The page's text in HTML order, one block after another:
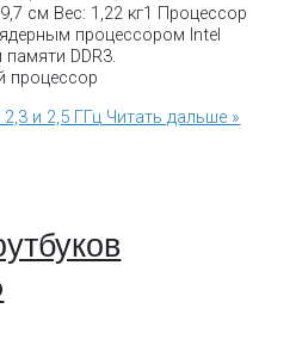
см Вес: 1,22 кг1 Процессор
процессором Intel
DDR3.
процессор
и 2,5 ГГц Читать дальше »